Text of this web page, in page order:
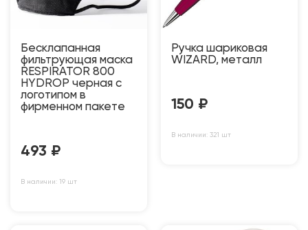
Бесклапанная
фильтрующая маска
RESPIRATOR 800
HYDROP черная с
логотипом в
фирменном пакете
493 ₽
В наличии: 19 шт
Ручка шариковая
WIZARD, металл
150 ₽
В наличии: 321 шт